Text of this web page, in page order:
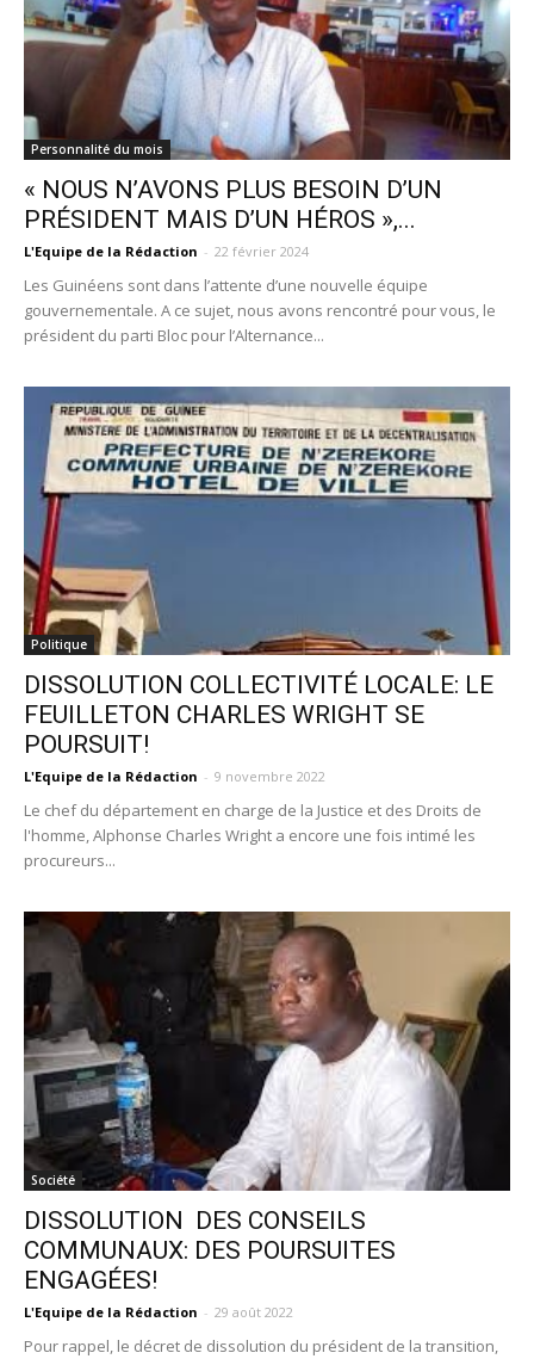
Personnalité du mois
« NOUS N’AVONS PLUS BESOIN D’UN
PRÉSIDENT MAIS D’UN HÉROS »,...
L'Equipe de la Rédaction - 22 février 2024
Les Guinéens sont dans l’attente d’une nouvelle équipe
gouvernementale. A ce sujet, nous avons rencontré pour vous, le
président du parti Bloc pour l’Alternance...
Politique
DISSOLUTION COLLECTIVITÉ LOCALE: LE
FEUILLETON CHARLES WRIGHT SE
POURSUIT!
L'Equipe de la Rédaction - 9 novembre 2022
Le chef du département en charge de la Justice et des Droits de
l'homme, Alphonse Charles Wright a encore une fois intimé les
procureurs...
Société
DISSOLUTION DES CONSEILS
COMMUNAUX: DES POURSUITES
ENGAGÉES!
L'Equipe de la Rédaction - 29 août 2022
Pour rappel, le décret de dissolution du président de la transition,